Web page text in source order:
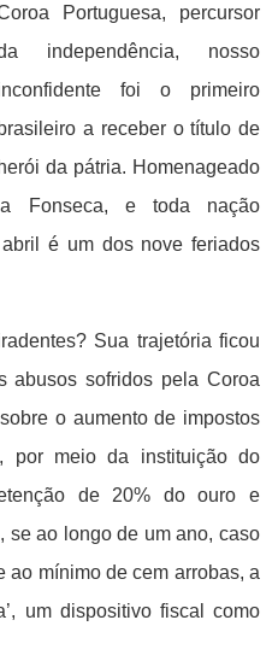
Portuguesa, percursor
independência, nosso
foi o primeiro
brasileiro a receber o título de
herói da pátria. Homenageado
Fonseca, e toda nação
é um dos nove feriados
Sua trajetória ficou
abusos sofridos pela Coroa
o aumento de impostos
por meio da instituição do
de 20% do ouro e
se ao longo de um ano, caso
ao mínimo de cem arrobas, a
um dispositivo fiscal como